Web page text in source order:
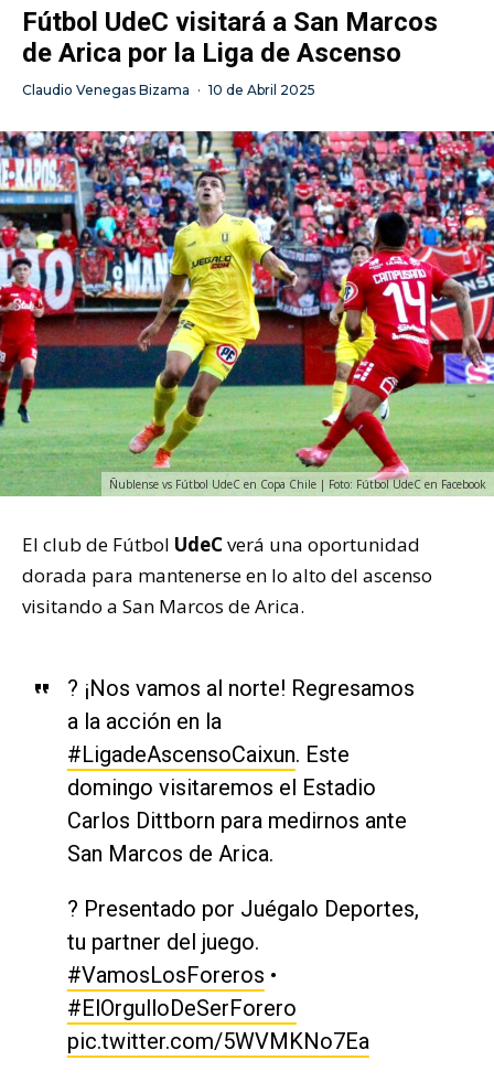
Fútbol UdeC visitará a San Marcos
de Arica por la Liga de Ascenso
Claudio Venegas Bizama · 10 de Abril 2025
Ñublense vs Fútbol UdeC en Copa Chile | Foto: Fútbol UdeC en Facebook
El club de Fútbol UdeCverá una oportunidad
dorada para mantenerse en lo alto del ascenso
visitando a San Marcos de Arica.
? ¡Nos vamos al norte! Regresamos
a la acción en la
#LigadeAscensoCaixun. Este
domingo visitaremos el Estadio
Carlos Dittborn para medirnos ante
San Marcos de Arica.
? Presentado por Juégalo Deportes,
tu partner del juego.
#VamosLosForeros •
#ElOrgulloDeSerForero
pic.twitter.com/5WVMKNo7Ea